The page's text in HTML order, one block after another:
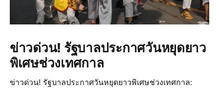
ข่าวด่วน! รัฐบาลประกาศวันหยุดยาว
พิเศษช่วงเทศกาล
ข่าวด่วน! รัฐบาลประกาศวันหยุดยาวพิเศษช่วงเทศกาล: